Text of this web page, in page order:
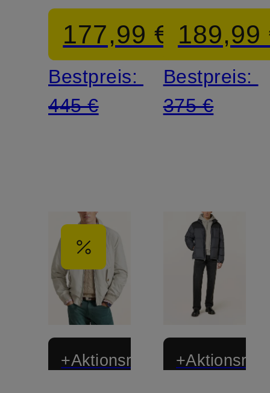
177,99 €
Bestpreis:
445 €
189,99
Bestpreis:
375 €
+Aktionsrabatt